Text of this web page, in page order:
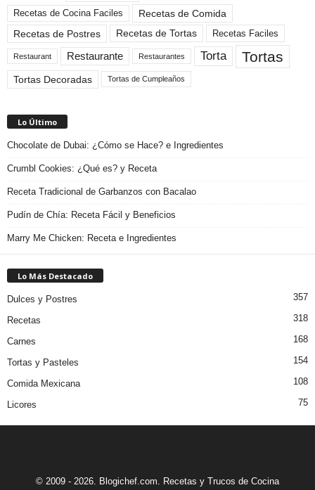
Recetas de Cocina Faciles
Recetas de Comida
Recetas de Postres
Recetas de Tortas Recetas Faciles
Restaurant Restaurante Restaurantes Torta Tortas
Tortas Decoradas Tortas de Cumpleaños
Lo Último
Chocolate de Dubai: ¿Cómo se Hace? e Ingredientes
Crumbl Cookies: ¿Qué es? y Receta
Receta Tradicional de Garbanzos con Bacalao
Pudín de Chía: Receta Fácil y Beneficios
Marry Me Chicken: Receta e Ingredientes
Lo Más Destacado
Dulces y Postres 357
Recetas 318
Carnes 168
Tortas y Pasteles 154
Comida Mexicana 108
Licores 75
© 2009 - 2026. Blogichef.com. Recetas y Trucos de Cocina